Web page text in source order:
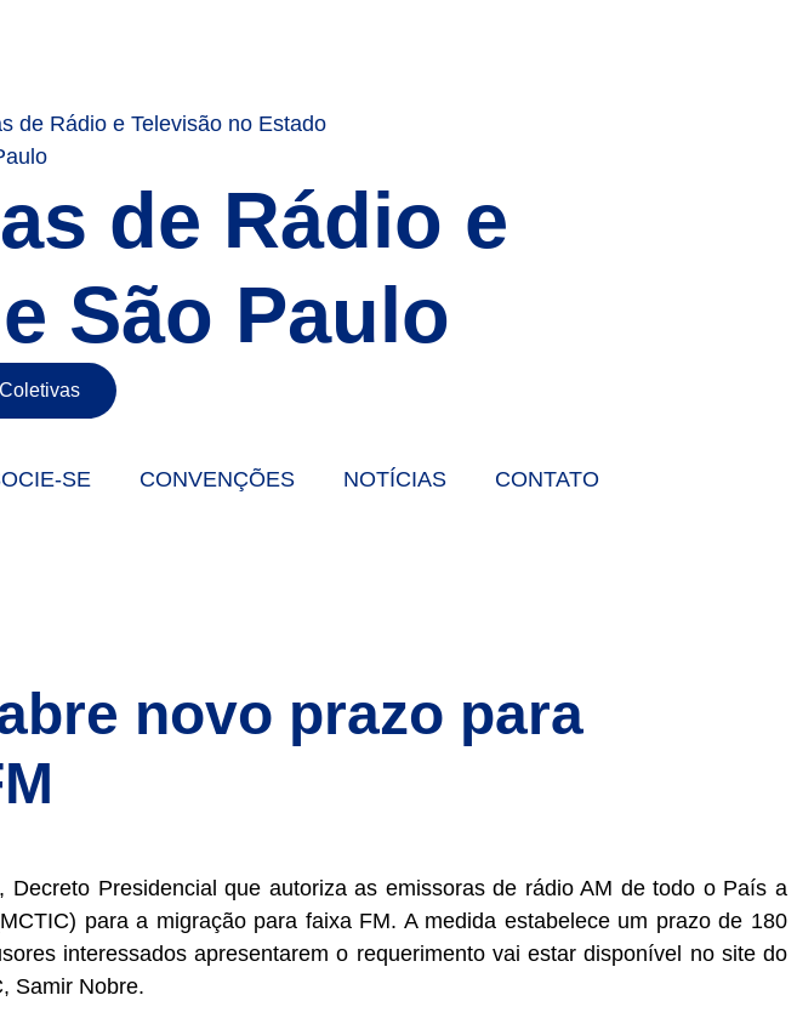
de Rádio e
São Paulo
SE CONVENÇÕES NOTÍCIAS CONTATO
novo prazo para
Presidencial que autoriza as emissoras de rádio AM de todo o País a
para a migração para faixa FM. A medida estabelece um prazo de 180
interessados apresentarem o requerimento vai estar disponível no site do
Samir Nobre.